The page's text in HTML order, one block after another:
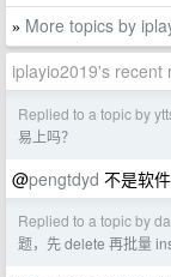
» More topics by
iplayio2019's recent
Replied to a topic by
易上吗？
@pengtdyd 不是软
Replied to a topic by
题，先 delete 再批量